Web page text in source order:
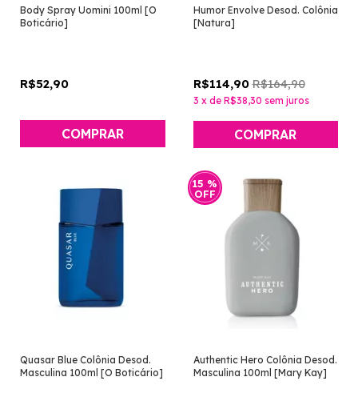
Body Spray Uomini 100ml [O
Boticário]
R$52,90
Humor Envolve Desod. Colônia
[Natura]
R$114,90 R$164,90
3 x de R$38,30 sem juros
Quasar Blue Colônia Desod.
Masculina 100ml [O Boticário]
15 %
OFF
Authentic Hero Colônia Desod.
Masculina 100ml [Mary Kay]